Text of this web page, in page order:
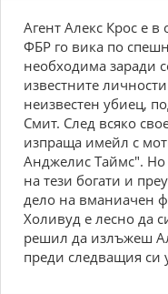
Агент Алекс Крос е в
ФБР го вика по
необходима заради
известните
неизвестен убиец,
Смит. След всяко
изпраща имейл с
Анджелис Таймс". Но
на тези богати и
дело на вманиачен
Холивуд е лесно да
решил да излъжеш
преди следващия си